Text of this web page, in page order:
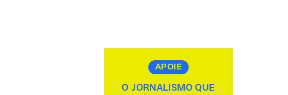
APOIE
O JORNALISMO QUE